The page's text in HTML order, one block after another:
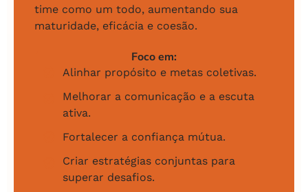
time como um todo, aumentando sua
maturidade, eficácia e coesão.
Foco em:
Alinhar propósito e metas coletivas.
Melhorar a comunicação e a escuta
ativa.
Fortalecer a confiança mútua.
Criar estratégias conjuntas para
superar desafios.